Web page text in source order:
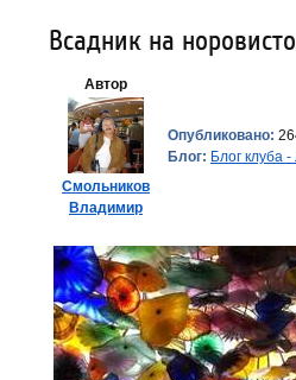
Всадник на
Автор
Смольников
Владимир
Опубликовано:
Блог: Блог клуба